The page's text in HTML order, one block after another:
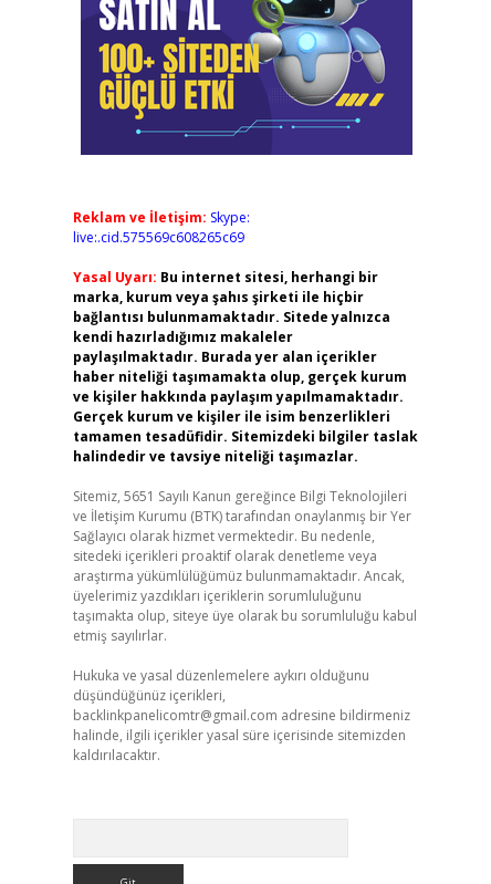
Reklam ve İletişim: Skype:
live:.cid.575569c608265c69
Yasal Uyarı: Bu internet sitesi, herhangi bir
marka, kurum veya şahıs şirketi ile hiçbir
bağlantısı bulunmamaktadır. Sitede yalnızca
kendi hazırladığımız makaleler
paylaşılmaktadır. Burada yer alan içerikler
haber niteliği taşımamakta olup, gerçek kurum
ve kişiler hakkında paylaşım yapılmamaktadır.
Gerçek kurum ve kişiler ile isim benzerlikleri
tamamen tesadüfidir. Sitemizdeki bilgiler taslak
halindedir ve tavsiye niteliği taşımazlar.
Sitemiz, 5651 Sayılı Kanun gereğince Bilgi Teknolojileri
ve İletişim Kurumu (BTK) tarafından onaylanmış bir Yer
Sağlayıcı olarak hizmet vermektedir. Bu nedenle,
sitedeki içerikleri proaktif olarak denetleme veya
araştırma yükümlülüğümüz bulunmamaktadır. Ancak,
üyelerimiz yazdıkları içeriklerin sorumluluğunu
taşımakta olup, siteye üye olarak bu sorumluluğu kabul
etmiş sayılırlar.
Hukuka ve yasal düzenlemelere aykırı olduğunu
düşündüğünüz içerikleri,
backlinkpanelicomtr@gmail.com adresine bildirmeniz
halinde, ilgili içerikler yasal süre içerisinde sitemizden
kaldırılacaktır.